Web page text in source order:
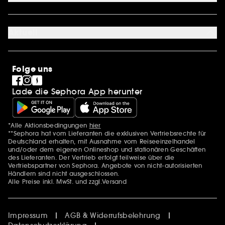
Über uns
Karriere
SEPHORA Prize
Pride
Folge uns
Lade die Sephora App herunter
Zusätzlich Erwähnungen
*Alle Aktionsbedingungen hier
**Sephora hat vom Lieferanten die exklusiven Vertriebsrechte für
Deutschland erhalten, mit Ausnahme vom Reiseeinzelhandel
und/oder dem eigenen Onlineshop und stationären Geschäften
des Lieferanten. Der Vertrieb erfolgt teilweise über die
Vertriebspartner von Sephora. Angebote von nicht-autorisierten
Händlern sind nicht ausgeschlossen.
Alle Preise inkl. MwSt. und zzgl.Versand
Impressum
AGB & Widerrufsbelehrung